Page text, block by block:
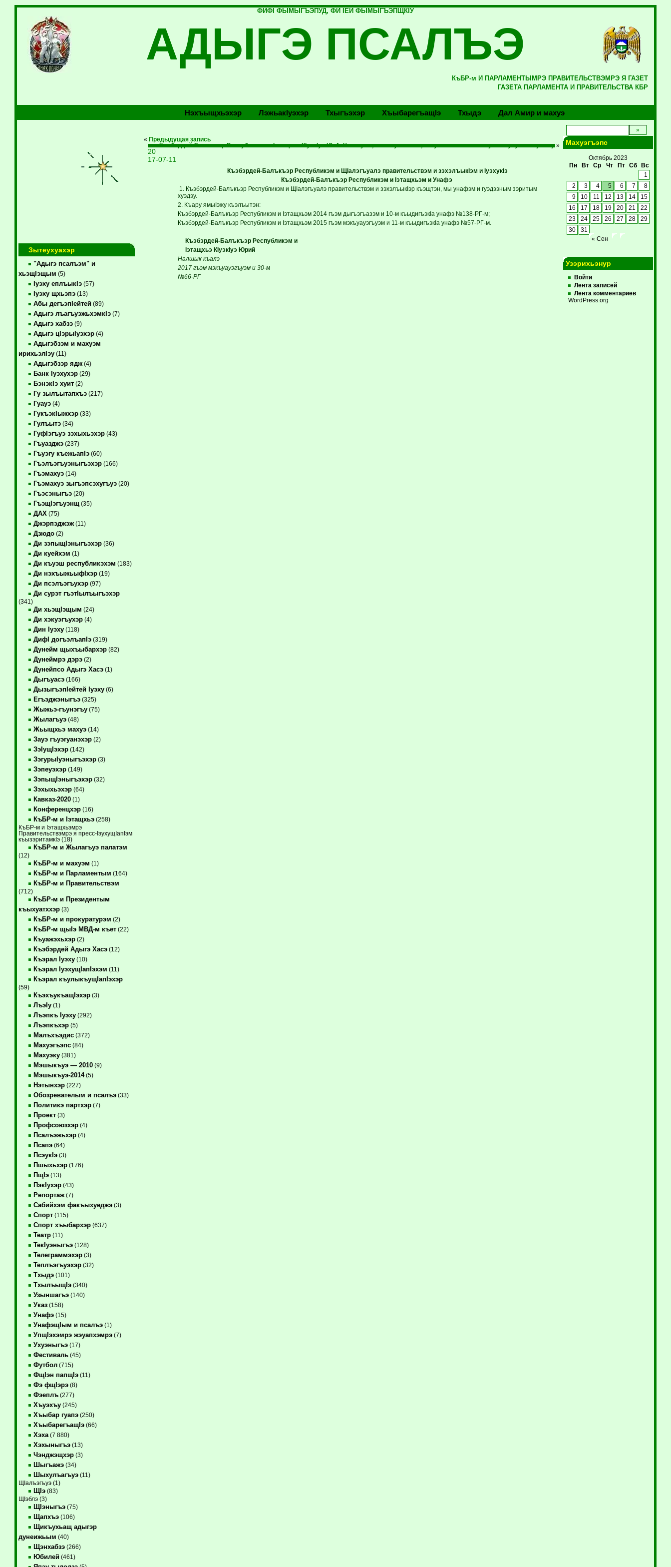
ФИФI ФЫМЫГЪЭПУД, ФИ IЕЙ ФЫМЫГЪЭПЩКIУ
АДЫГЭ ПСАЛЪЭ
КъБР-м И ПАРЛАМЕНТЫМРЭ ПРАВИТЕЛЬСТВЭМРЭ Я ГАЗЕТ
ГАЗЕТА ПАРЛАМЕНТА И ПРАВИТЕЛЬСТВА КБР
Нэхъыщхьэхэр Лэжьакlуэхэр Тхыгъэхэр Хъыбарегъащlэ Тхыдэ Дал Амир и махуэ
Зытеухуахэр
"Адыгэ псалъэм" и
хьэщIэщым (5)
Iуэху еплъыкIэ(57)
Iуэху щхьэпэ(13)
Абы дегъэпIейтей(89)
Адыгэ лъагъуэжьхэмкIэ(7)
Адыгэ хабзэ(9)
Адыгэ цIэрыIуэхэр(4)
Адыгэбзэм и махуэм
ирихьэлIэу(11)
Адыгэбзэр ядж(4)
Банк Iуэхухэр(29)
БэнэкIэ хуит(2)
Гу зылъытапхъэ(217)
Гуауэ(4)
ГукъэкIыжхэр(33)
Гулъытэ(34)
ГуфIэгъуэ зэхыхьэхэр(43)
Гъуазджэ(237)
Гъуэгу къежьапIэ(60)
Гъэлъэгъуэныгъэхэр(166)
Гъэмахуэ(14)
Гъэмахуэ зыгъэпсэхугъуэ(20)
Гъэсэныгъэ(20)
ГъэщIэгъуэнщ(35)
ДАХ (75)
Джэрпэджэж(11)
Дзюдо(2)
Ди зэпыщIэныгъэхэр(36)
Ди куейхэм (1)
Ди къуэш республикэхэм (183)
Ди нэхъыжьыфIхэр(19)
Ди псэлъэгъухэр(97)
Ди сурэт гъэтIылъыгъэхэр
(341)
Ди хьэщIэщым (24)
Ди хэкуэгъухэр(4)
Дин Iуэху(118)
ДифI догъэлъапIэ(319)
Дунейм щыхъыбархэр(82)
Дунеймрэ дэрэ(2)
Дунейпсо Адыгэ Хасэ(1)
Дыгъуасэ(166)
ДызыгъэпIейтей Iуэху(6)
Егъэджэныгъэ(325)
Жыжьэ-гъунэгъу(75)
Жылагъуэ(48)
Жьыщхьэ махуэ(14)
Зауэ гъуэгуанэхэр(2)
ЗэIущIэхэр(142)
ЗэгурыIуэныгъэхэр(3)
Зэпеуэхэр(149)
ЗэпыщIэныгъэхэр(32)
Зэхыхьэхэр(64)
Кавказ-2020(1)
Конференцхэр(16)
КъБР-м и Iэтащхьэ(258)
КъБР-м и Iэтащхьэмрэ
Правительствэмрэ я пресс-IэухущIапIэм
къызэритамкIэ (18)
КъБР-м и Жылагъуэ палатэм
(12)
КъБР-м и махуэм (1)
КъБР-м и Парламентым (164)
КъБР-м и Правительствэм
(712)
КъБР-м и Президентым
къыхуатххэр(3)
КъБР-м и прокуратурэм (2)
КъБР-м щыIэ МВД-м къет(22)
Къуажэхьхэр(2)
Къэбэрдей Адыгэ Хасэ(12)
Къэрал Iуэху(10)
Къэрал IуэхущIапIэхэм (11)
Къэрал къулыкъущIапIэхэр
(59)
КъэхъукъащIэхэр(3)
ЛъэIу(1)
Лъэпкъ Iуэху(292)
Лъэпкъхэр(5)
Малъхъэдис(372)
Махуэгъэпс(84)
Махуэку(381)
Мэшыкъуэ — 2010(9)
Мэшыкъуэ-2014(5)
Нэтынхэр(227)
Обозревателым и псалъэ(33)
Политикэ партхэр(7)
Проект(3)
Профсоюзхэр(4)
Псалъэжьхэр(4)
Псапэ(64)
ПсэукIэ(3)
Пшыхьхэр(176)
ПщIэ(13)
ПэкIухэр(43)
Репортаж(7)
Сабийхэм факъыхуеджэ(3)
Спорт(115)
Спорт хъыбархэр(637)
Театр(11)
ТекIуэныгъэ(128)
Телеграммэхэр(3)
Теплъэгъуэхэр(32)
Тхыдэ(101)
ТхылъыщIэ(340)
Узыншагъэ(140)
Указ(158)
Унафэ(15)
УнафэщIым и псалъэ(1)
УпщIэхэмрэ жэуапхэмрэ(7)
Ухуэныгъэ(17)
Фестиваль(45)
Футбол(715)
ФщIэн папщIэ(11)
Фэ фщIэрэ(8)
Фэеплъ(277)
Хъуэхъу(245)
Хъыбар гуапэ(250)
ХъыбарегъащIэ(66)
Хэха(7 880)
Хэхыныгъэ(13)
Чэнджэщхэр(3)
Шыгъажэ(34)
Шыхулъагъуэ(11)
ЩIалъэгъуэ (1)
ЩIэ(83)
ЩIэблэ (3)
ЩIэныгъэ(75)
Щапхъэ(106)
Щикъухьащ адыгэр
дунеижьым (40)
Щэнхабзэ(266)
Юбилей(461)
« Предыдущая запись
Къэбэрдей-Балъкъэр Республикэм и Iэтащхьэ КIуэкIуэ Ю. А. Унагъуэм, лъагъуныгъэм, зэхуэпэжыным я махуэм теухуа и хъуэхъу»
20
17-07-11
Къэбэрдей-Балъкъэр Республикэм и ЩIалэгъуалэ правительствэм и зэхэлъыкIэм и IуэхукIэ
Къэбэрдей-Балъкъэр Республикэм и Iэтащхьэм и Унафэ
1. Къэбэрдей-Балъкъэр Республикэм и ЩIалэгъуалэ правительствэм и зэхэлъыкIэр къэщтэн, мы унафэм и гуэдзэным зэритым
хуэдэу.
2. Къару ямыIэжу къэлъытэн:
Къэбэрдей-Балъкъэр Республикэм и Iэтащхьэм 2014 гъэм дыгъэгъазэм и 10-м къыдигъэкIа унафэ №138-РГ-м;
Къэбэрдей-Балъкъэр Республикэм и Iэтащхьэм 2015 гъэм мэкъуауэгъуэм и 11-м къыдигъэкIа унафэ №57-РГ-м.
Къэбэрдей-Балъкъэр Республикэм и
Iэтащхьэ КIуэкIуэ Юрий
Налшык къалэ
2017 гъэм мэкъуауэгъуэм и 30-м
№66-РГ
Махуэгъэпс
Октябрь 2023
Пн
Вт Ср Чт Пт Сб
Вс
1
2
3 4 5 6 7
8
9
10 11 12 13 14
15
16
17 18 19 20 21
22
23
24 25 26 27 28
29
30
31
« Сен
Узэрихьэнур
Войти
Лента записей
Лента комментариев
WordPress.org